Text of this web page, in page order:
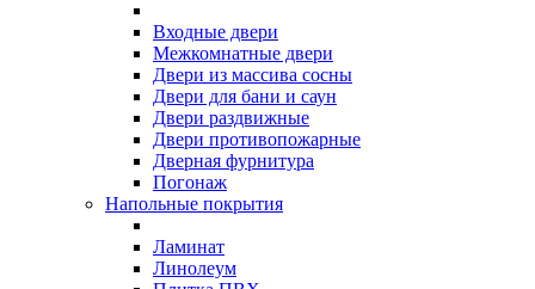
Входные двери
Межкомнатные двери
Двери из массива сосны
Двери для бани и саун
Двери раздвижные
Двери противопожарные
Дверная фурнитура
Погонаж
Напольные покрытия
Ламинат
Линолеум